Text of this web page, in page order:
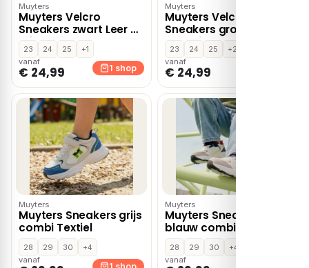
Muyters
Muyters Velcro
Sneakers zwart Leer –
Wit
23 24 25
+1
vanaf
€ 24,99 1 shop
Muyters
Muyters Velcro
Sneakers groen Leer –
Combinatie
23 24 25
+2
vanaf
€ 24,99
Muyters
Muyters Sneakers grijs
combi Textiel
28 29 30
+4
vanaf
Muyters
Muyters Sneakers
blauw combi Textiel
28 29 30
+4
vanaf